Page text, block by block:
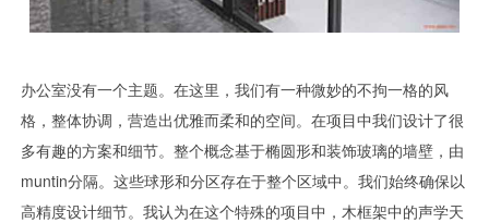
办公室没有一个主题。在这里，我们有一种微妙的不拘一格的风
格，整体协调，营造出优雅而柔和的空间。在项目中我们设计了很
多有趣的方案和细节。整个概念基于椭圆形和装饰玻璃的墙壁，由
muntin分隔。这些球形和分区存在于整个区域中。我们始终确保以
高精度设计细节。我认为在这个特殊的项目中，木框架中的声学天